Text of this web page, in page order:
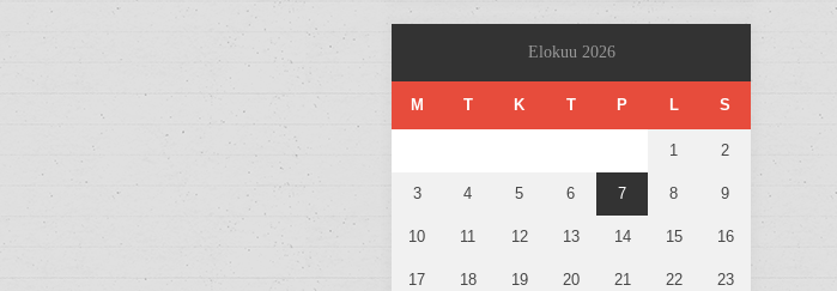
Elokuu 2026
M T K T P L S
1 2
3 4 5 6 7 8 9
10 11 12 13 14 15 16
17 18 19 20 21 22 23